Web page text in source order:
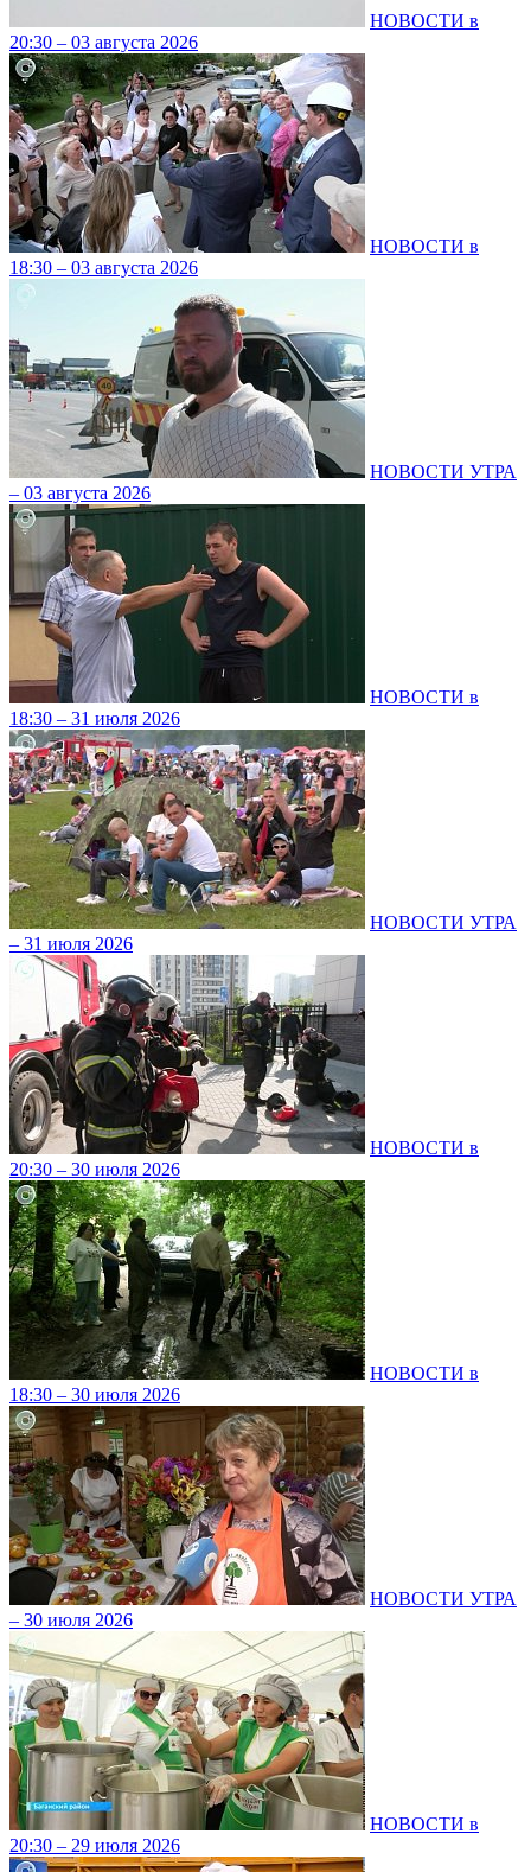
НОВОСТИ в
20:30 – 03 августа 2026
НОВОСТИ в
18:30 – 03 августа 2026
НОВОСТИ УТРА
– 03 августа 2026
НОВОСТИ в
18:30 – 31 июля 2026
НОВОСТИ УТРА
– 31 июля 2026
НОВОСТИ в
20:30 – 30 июля 2026
НОВОСТИ в
18:30 – 30 июля 2026
НОВОСТИ УТРА
– 30 июля 2026
НОВОСТИ в
20:30 – 29 июля 2026